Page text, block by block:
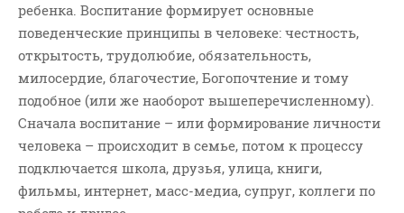
ребенка. Воспитание формирует основные
поведенческие принципы в человеке: честность,
открытость, трудолюбие, обязательность,
милосердие, благочестие, Богопочтение и тому
подобное (или же наоборот вышеперечисленному).
Сначала воспитание – или формирование личности
человека – происходит в семье, потом к процессу
подключается школа, друзья, улица, книги,
фильмы, интернет, масс-медиа, супруг, коллеги по